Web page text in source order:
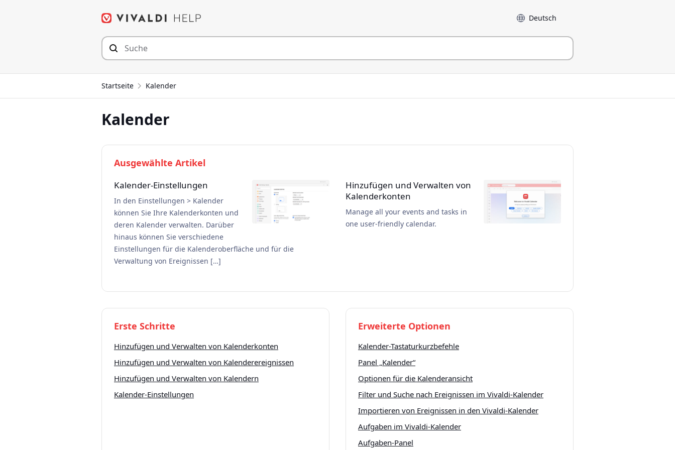
Sprache
Startseite Kalender
Kalender
Ausgewählte Artikel
Kalender-Einstellungen
In den Einstellungen > Kalender
können Sie Ihre Kalenderkonten und
deren Kalender verwalten. Darüber
hinaus können Sie verschiedene
Einstellungen für die Kalenderoberfläche und für die
Verwaltung von Ereignissen […]
Hinzufügen und Verwalten von
Kalenderkonten
Manage all your events and tasks in
one user-friendly calendar.
Erste Schritte
Hinzufügen und Verwalten von Kalenderkonten
Hinzufügen und Verwalten von Kalenderereignissen
Hinzufügen und Verwalten von Kalendern
Kalender-Einstellungen
Erweiterte Optionen
Kalender-Tastaturkurzbefehle
Panel „Kalender“
Optionen für die Kalenderansicht
Filter und Suche nach Ereignissen im Vivaldi-Kalender
Importieren von Ereignissen in den Vivaldi-Kalender
Aufgaben im Vivaldi-Kalender
Aufgaben-Panel